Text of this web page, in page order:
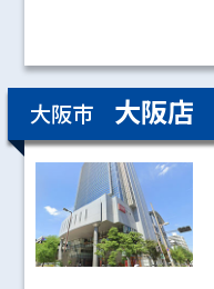
大阪市 大阪店